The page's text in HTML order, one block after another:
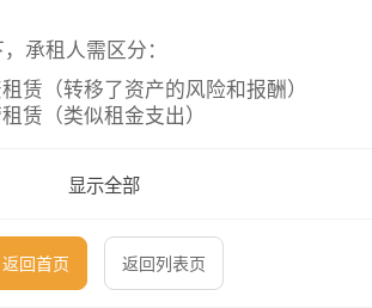
承租人需区分：
赁（转移了资产的风险和报酬）
赁（类似租金支出）
单一的资产负债表模型取代该双重模
权资产（Right-of-Use Asset）：确认
赁期内使用资产的权利
显示全部
返回首页 返回列表页